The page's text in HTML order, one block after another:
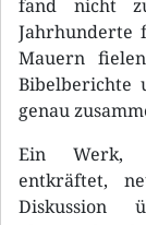
fand nicht
Jahrhunderte
Mauern
Bibelberichte
genau
Ein Werk,
entkräftet,